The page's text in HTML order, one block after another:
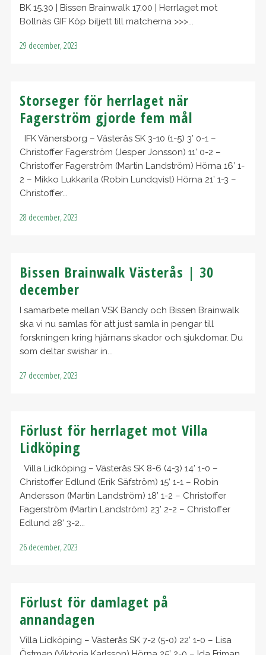
BK 15.30 | Bissen Brainwalk 17.00 | Herrlaget mot
Bollnäs GIF Köp biljett till matcherna >>>...
29 december, 2023
Storseger för herrlaget när
Fagerström gjorde fem mål
IFK Vänersborg – Västerås SK 3-10 (1-5) 3’ 0-1 –
Christoffer Fagerström (Jesper Jonsson) 11’ 0-2 –
Christoffer Fagerström (Martin Landström) Hörna 16’ 1-
2 – Mikko Lukkarila (Robin Lundqvist) Hörna 21’ 1-3 –
Christoffer...
28 december, 2023
Bissen Brainwalk Västerås | 30
december
I samarbete mellan VSK Bandy och Bissen Brainwalk
ska vi nu samlas för att just samla in pengar till
forskningen kring hjärnans skador och sjukdomar. Du
som deltar swishar in...
27 december, 2023
Förlust för herrlaget mot Villa
Lidköping
Villa Lidköping – Västerås SK 8-6 (4-3) 14’ 1-0 –
Christoffer Edlund (Erik Säfström) 15’ 1-1 – Robin
Andersson (Martin Landström) 18’ 1-2 – Christoffer
Fagerström (Martin Landström) 23’ 2-2 – Christoffer
Edlund 28’ 3-2...
26 december, 2023
Förlust för damlaget på
annandagen
Villa Lidköping – Västerås SK 7-2 (5-0) 22’ 1-0 – Lisa